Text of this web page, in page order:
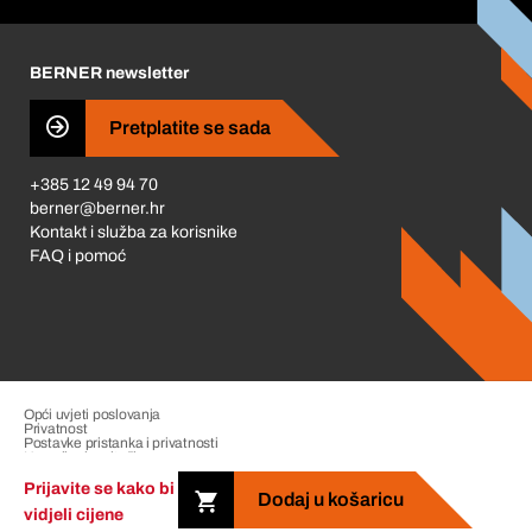
Prijavite se kako bi
vidjeli cijene
Dodaj u košaricu
Business Conduct
BERNER newsletter
Pretplatite se sada
+385 12 49 94 70
berner@berner.hr
Kontakt i služba za korisnike
FAQ i pomoć
Copyright &copy; 2026 The Berner Group. All rights reserved.
Opći uvjeti poslovanja
Privatnost
Postavke pristanka i privatnosti
Upravljanje pritužbama